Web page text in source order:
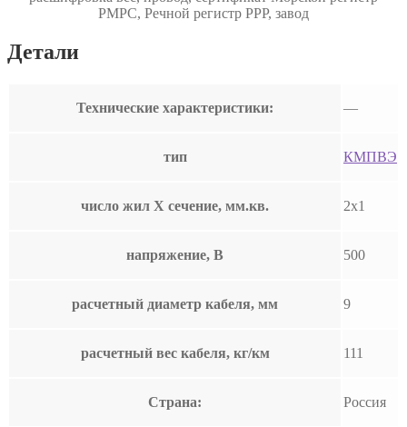
РМРС, Речной регистр РРР, завод
Детали
Технические характеристики: —
тип КМПВЭ
число жил Х сечение, мм.кв. 2х1
напряжение, В 500
расчетный диаметр кабеля, мм 9
расчетный вес кабеля, кг/км 111
Страна: Россия